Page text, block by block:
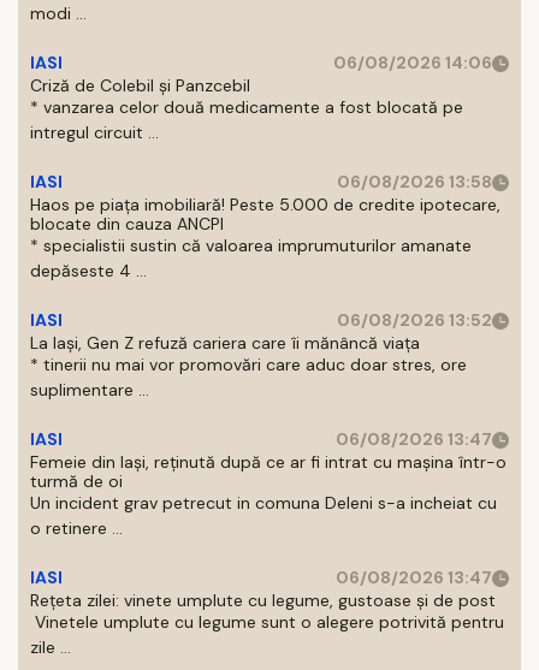
modi ...
IASI
06/08/2026 14:06
Criză de Colebil și Panzcebil
* vanzarea celor două medicamente a fost blocată pe
intregul circuit ...
IASI
06/08/2026 13:58
Haos pe piața imobiliară! Peste 5.000 de credite ipotecare,
blocate din cauza ANCPI
* specialistii sustin că valoarea imprumuturilor amanate
depăseste 4 ...
IASI
06/08/2026 13:52
La Iași, Gen Z refuză cariera care îi mănâncă viața
* tinerii nu mai vor promovări care aduc doar stres, ore
suplimentare ...
IASI
06/08/2026 13:47
Femeie din Iași, reținută după ce ar fi intrat cu mașina într-o
turmă de oi
Un incident grav petrecut in comuna Deleni s-a incheiat cu
o retinere ...
IASI
06/08/2026 13:47
Rețeta zilei: vinete umplute cu legume, gustoase și de post
Vinetele umplute cu legume sunt o alegere potrivită pentru
zile ...